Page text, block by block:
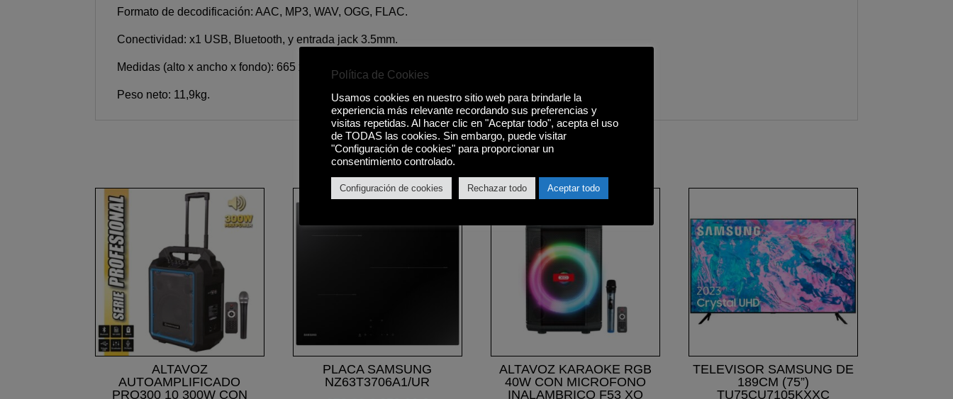
Formato de decodificación: AAC, MP3, WAV, OGG, FLAC.
Conectividad: x1 USB, Bluetooth, y entrada jack 3.5mm.
Medidas (alto x ancho x fondo): 665 x 329 x 301mm.
Peso neto: 11,9kg.
Productos relacionados
ALTAVOZ
AUTOAMPLIFICADO
PRO300 10 300W CON
PLACA SAMSUNG
NZ63T3706A1/UR
ALTAVOZ KARAOKE RGB
40W CON MICROFONO
INALAMBRICO F53 XO
TELEVISOR SAMSUNG DE
189CM (75”)
TU75CU7105KXXC
Política de Cookies
Usamos cookies en nuestro sitio web para brindarle la
experiencia más relevante recordando sus preferencias y
visitas repetidas. Al hacer clic en "Aceptar todo", acepta el uso
de TODAS las cookies. Sin embargo, puede visitar
"Configuración de cookies" para proporcionar un
consentimiento controlado.
Configuración de cookies Rechazar todo Aceptar todo